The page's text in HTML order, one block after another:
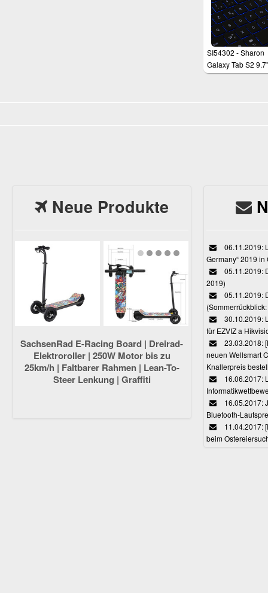
SI54302 - Sharon
Galaxy Tab S2 9.7"
Hülle mit
Neue Produkte
SachsenRad E-Racing Board | Dreirad-
Elektroroller | 250W Motor bis zu
25km/h | Faltbarer Rahmen | Lean-To-
Steer Lenkung | Graffiti
06.11.2019:
Germany“ 2019
05.11.2019:
2019)
05.11.2019:
30.10.2019:
für EZVIZ a
23.03.2018:
neuen Wellsmart
Knallerpreis
16.06.2017:
16.05.2017:
Bluetooth-
11.04.2017:
beim